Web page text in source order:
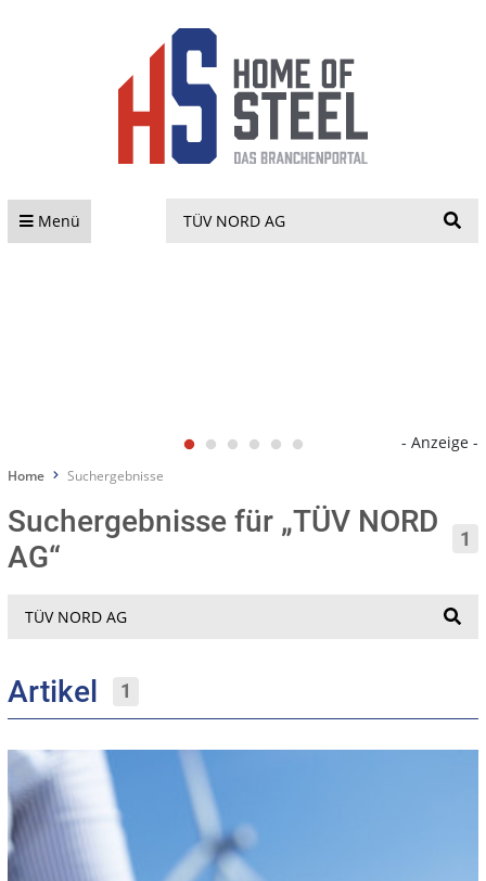
Menü
- Anzeige -
Home Suchergebnisse
Suchergebnisse für „TÜV NORD
AG“
1
Suche
Artikel 1